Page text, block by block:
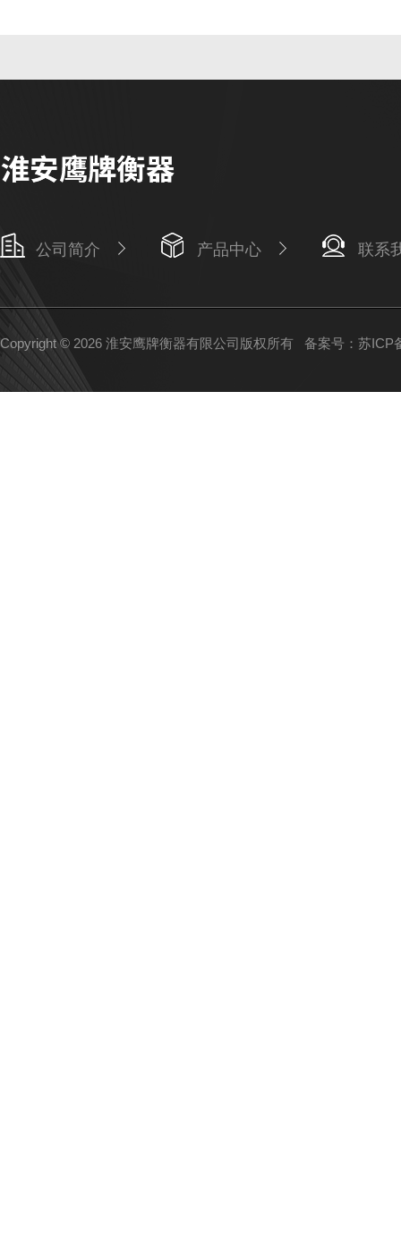
公司简介 产品中心 联系
Copyright © 2026 淮安鹰牌衡器有限公司版权所有 备案号：苏ICP